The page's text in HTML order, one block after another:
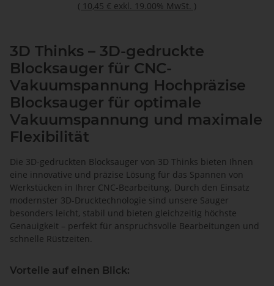
( 10,45 € exkl. 19.00% MwSt. )
3D Thinks – 3D-gedruckte
Blocksauger für CNC-
Vakuumspannung Hochpräzise
Blocksauger für optimale
Vakuumspannung und maximale
Flexibilität
Die 3D-gedruckten Blocksauger von 3D Thinks bieten Ihnen
eine innovative und präzise Lösung für das Spannen von
Werkstücken in Ihrer CNC-Bearbeitung. Durch den Einsatz
modernster 3D-Drucktechnologie sind unsere Sauger
besonders leicht, stabil und bieten gleichzeitig höchste
Genauigkeit – perfekt für anspruchsvolle Bearbeitungen und
schnelle Rüstzeiten.
Vorteile auf einen Blick: